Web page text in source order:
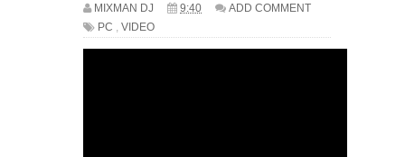
MIXMAN DJ 9:40
ADD COMMENT
PC , VIDEO